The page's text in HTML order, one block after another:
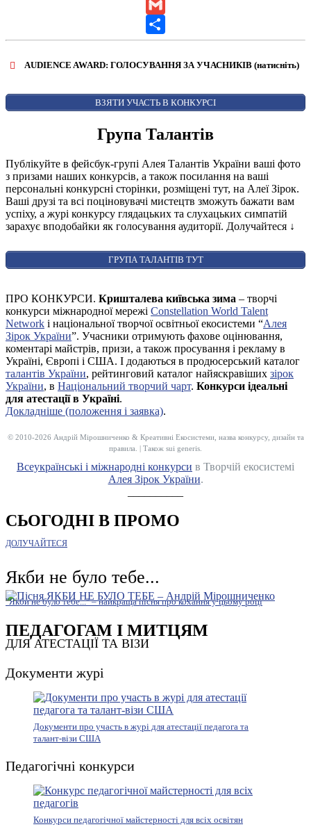
LinkedIn
Gmail
Share
AUDIENCE AWARD: ГОЛОСУВАННЯ ЗА УЧАСНИКІВ (натисніть)
AUDIENCE AWARD
ВЗЯТИ УЧАСТЬ В КОНКУРСІ
Група Талантів
Публікуйте в фейсбук-групі Алея Талантів України ваші фото
з призами наших конкурсів, а також посилання на ваші
персональні конкурсні сторінки, розміщені тут, на Алеї Зірок.
Ваші друзі та всі поціновувачі мистецтв зможуть бажати вам
успіху, а журі конкурсу глядацьких та слухацьких симпатій
зарахує вподобайки як голосування аудиторії. Долучайтеся ↓
ГРУПА ТАЛАНТІВ ТУТ
ПРО КОНКУРСИ. Кришталева київська зима – творчі
конкурси міжнародної мережі Constellation World Talent
Network і національної творчої освітньої екосистеми “Алея
Зірок України”. Учасники отримують фахове оцінювання,
коментарі майстрів, призи, а також просування і рекламу в
Україні, Європі і США. І додаються в продюсерський каталог
талантів України, рейтинговий каталог найяскравіших зірок
України, в Національний творчий чарт. Конкурси ідеальні
для атестації в Україні.
Докладніше (положення і заявка).
© 2010-2026 Андрій Мірошниченко & Креативні Екосистеми, назва конкурсу, дизайн та
правила. | Також sui generis.
Всеукраїнські і міжнародні конкурси в Творчій екосистемі
Алея Зірок України.
СЬОГОДНІ В ПРОМО
ДОЛУЧАЙТЕСЯ
Якби не було тебе...
"Якби не було тебе..." – найкраща пісня про кохання у цьому році
ПЕДАГОГАМ І МИТЦЯМ
ДЛЯ АТЕСТАЦІЇ ТА ВІЗИ
Документи журі
Документи про участь в журі для атестації педагога та
талант-візи США
Педагогічні конкурси
Конкурси педагогічної майстерності для всіх освітян